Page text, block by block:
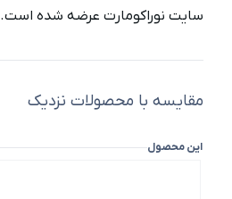
سایت نوراکومارت عرضه شده است.
مقایسه با محصولات نزدیک
این محصول